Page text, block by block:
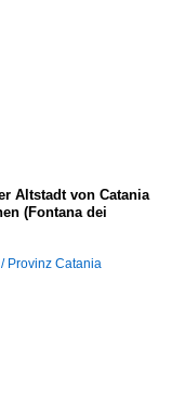
Altstadt von Catania
(Fontana dei
Provinz Catania